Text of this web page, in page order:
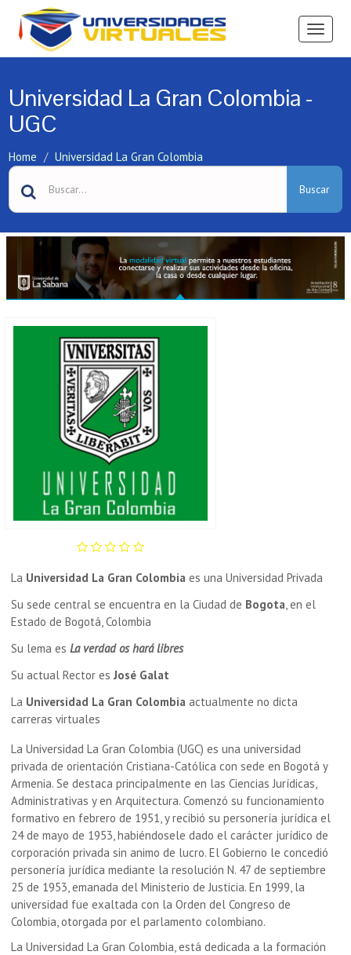
Ver
Universidad La Gran Colombia -
UGC
Home Universidad La Gran Colombia
Buscar
La Universidad La Gran Colombia es una Universidad Privada
Su sede central se encuentra en la Ciudad de Bogota, en el
Estado de Bogotá, Colombia
Su lema es La verdad os hará libres
Su actual Rector esJosé Galat
La Universidad La Gran Colombia actualmente no dicta
carreras virtuales
La Universidad La Gran Colombia (UGC) es una universidad
privada de orientación Cristiana-Católica con sede en Bogotá y
Armenia. Se destaca principalmente en las Ciencias Jurídicas,
Administrativas y en Arquitectura. Comenzó su funcionamiento
formativo en febrero de 1951, y recibió su personería jurídica el
24 de mayo de 1953, habiéndosele dado el carácter jurídico de
corporación privada sin animo de lucro. El Gobierno le concedió
personería jurídica mediante la resolución N. 47 de septiembre
25 de 1953, emanada del Ministerio de Justicia. En 1999, la
universidad fue exaltada con la Orden del Congreso de
Colombia, otorgada por el parlamento colombiano.
La Universidad La Gran Colombia, está dedicada a la formación